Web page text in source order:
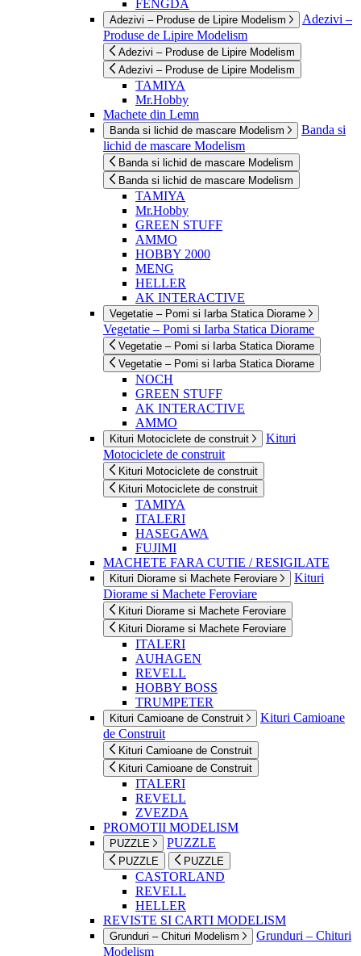
FENGDA
Adezivi – Produse de Lipire Modelism
Adezivi –
Produse de Lipire Modelism
Adezivi – Produse de Lipire Modelism
Adezivi – Produse de Lipire Modelism
TAMIYA
Mr.Hobby
Machete din Lemn
Banda si lichid de mascare Modelism
Banda si
lichid de mascare Modelism
Banda si lichid de mascare Modelism
Banda si lichid de mascare Modelism
TAMIYA
Mr.Hobby
GREEN STUFF
AMMO
HOBBY 2000
MENG
HELLER
AK INTERACTIVE
Vegetatie – Pomi si Iarba Statica Diorame
Vegetatie – Pomi si Iarba Statica Diorame
Vegetatie – Pomi si Iarba Statica Diorame
Vegetatie – Pomi si Iarba Statica Diorame
NOCH
GREEN STUFF
AK INTERACTIVE
AMMO
Kituri Motociclete de construit
Kituri
Motociclete de construit
Kituri Motociclete de construit
Kituri Motociclete de construit
TAMIYA
ITALERI
HASEGAWA
FUJIMI
MACHETE FARA CUTIE / RESIGILATE
Kituri Diorame si Machete Feroviare
Kituri
Diorame si Machete Feroviare
Kituri Diorame si Machete Feroviare
Kituri Diorame si Machete Feroviare
ITALERI
AUHAGEN
REVELL
HOBBY BOSS
TRUMPETER
Kituri Camioane de Construit
Kituri Camioane
de Construit
Kituri Camioane de Construit
Kituri Camioane de Construit
ITALERI
REVELL
ZVEZDA
PROMOTII MODELISM
PUZZLE PUZZLE
PUZZLE PUZZLE
CASTORLAND
REVELL
HELLER
REVISTE SI CARTI MODELISM
Grunduri – Chituri Modelism
Grunduri – Chituri
Modelism